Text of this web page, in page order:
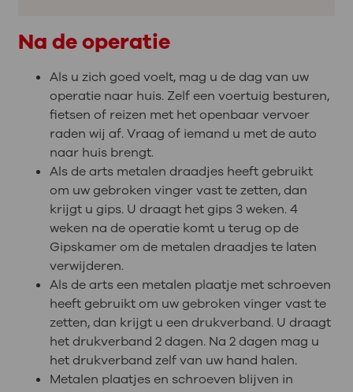
Na de operatie
Als u zich goed voelt, mag u de dag van uw
operatie naar huis. Zelf een voertuig besturen,
fietsen of reizen met het openbaar vervoer
raden wij af. Vraag of iemand u met de auto
naar huis brengt.
Als de arts metalen draadjes heeft gebruikt
om uw gebroken vinger vast te zetten, dan
krijgt u gips. U draagt het gips 3 weken. 4
weken na de operatie komt u terug op de
Gipskamer om de metalen draadjes te laten
verwijderen.
Als de arts een metalen plaatje met schroeven
heeft gebruikt om uw gebroken vinger vast te
zetten, dan krijgt u een drukverband. U draagt
het drukverband 2 dagen. Na 2 dagen mag u
het drukverband zelf van uw hand halen.
Metalen plaatjes en schroeven blijven in